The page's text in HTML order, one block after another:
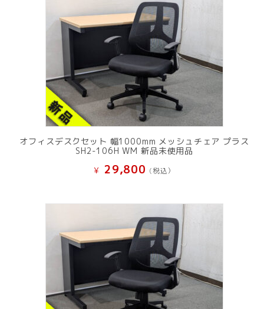
オフィスデスクセット 幅1000mm メッシュチェア プラス
SH2-106H WM 新品未使用品
¥ 29,800 (税込）